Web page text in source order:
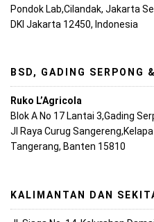
Pondok Lab,Cilandak, Jakarta
DKI Jakarta 12450, Indonesia
BSD, GADING SERPONG
Ruko L’Agricola
Blok A No 17 Lantai 3,Gading
Jl Raya Curug Sangereng,Kelapa
Tangerang, Banten 15810
KALIMANTAN DAN